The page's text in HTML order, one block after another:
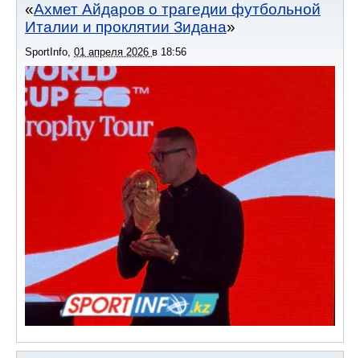
Ахмет Айдаров о трагедии футбольной
Италии и проклятии Зидана
SportInfo, 01 апреля 2026 в 18:56